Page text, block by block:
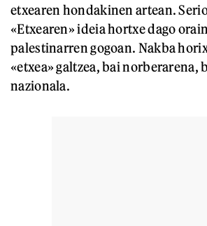
etxearen hondakinen artean.
«Etxearen» ideia hortxe dago
palestinarren gogoan. Nakba
«etxea» galtzea, bai norberarena,
nazionala.